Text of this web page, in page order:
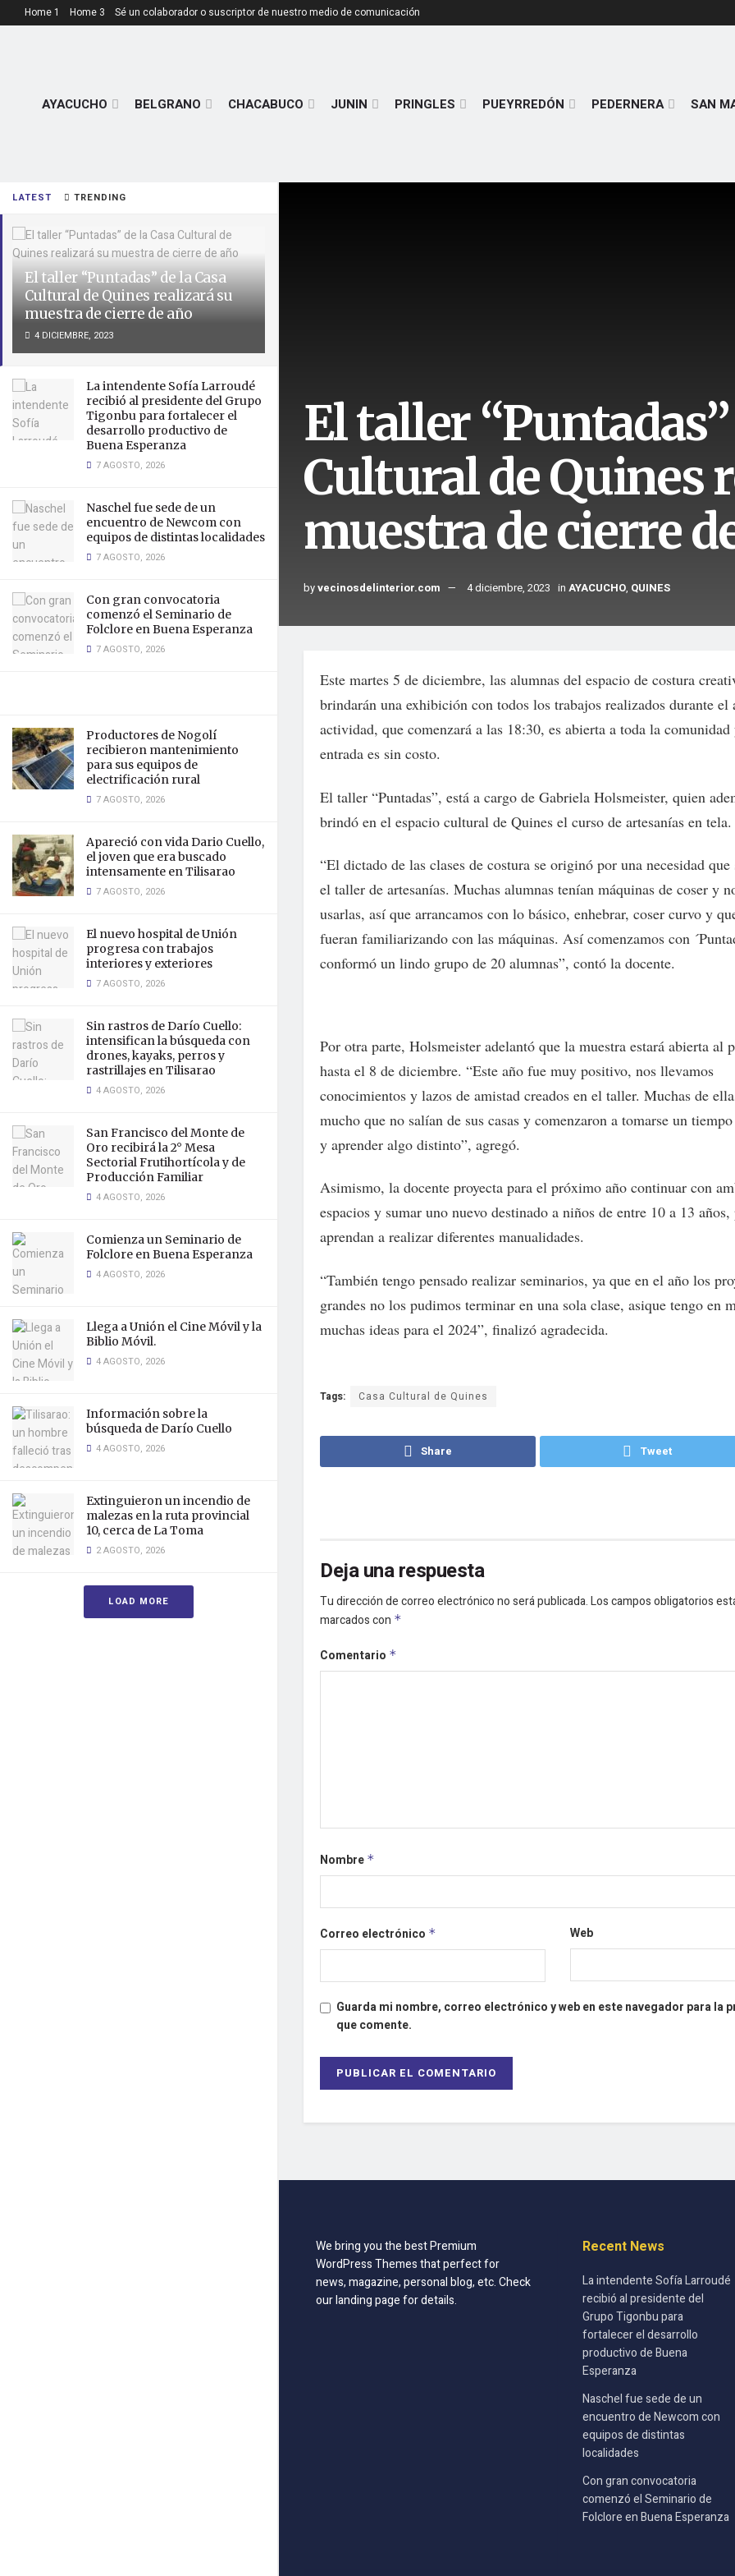
LATEST TRENDING
El taller “Puntadas” de la Casa
Cultural de Quines realizará su
muestra de cierre de año
4 DICIEMBRE, 2023
La intendente Sofía Larroudé
recibió al presidente del Grupo
Tigonbu para fortalecer el
desarrollo productivo de
Buena Esperanza
7 AGOSTO, 2026
Naschel fue sede de un
encuentro de Newcom con
equipos de distintas localidades
7 AGOSTO, 2026
Con gran convocatoria
comenzó el Seminario de
Folclore en Buena Esperanza
7 AGOSTO, 2026
Productores de Nogolí
recibieron mantenimiento
para sus equipos de
electrificación rural
7 AGOSTO, 2026
Apareció con vida Dario Cuello,
el joven que era buscado
intensamente en Tilisarao
7 AGOSTO, 2026
El nuevo hospital de Unión
progresa con trabajos
interiores y exteriores
7 AGOSTO, 2026
Sin rastros de Darío Cuello:
intensifican la búsqueda con
drones, kayaks, perros y
rastrillajes en Tilisarao
4 AGOSTO, 2026
San Francisco del Monte de
Oro recibirá la 2° Mesa
Sectorial Frutihortícola y de
Producción Familiar
4 AGOSTO, 2026
Comienza un Seminario de
Folclore en Buena Esperanza
4 AGOSTO, 2026
Llega a Unión el Cine Móvil y la
Biblio Móvil.
4 AGOSTO, 2026
Información sobre la
búsqueda de Darío Cuello
4 AGOSTO, 2026
Extinguieron un incendio de
malezas en la ruta provincial
10, cerca de La Toma
2 AGOSTO, 2026
LOAD MORE
Home 1 Home 3 Sé un colaborador o suscriptor de nuestro medio de comunicación
AYACUCHO BELGRANO CHACABUCO JUNIN PRINGLES PUEYRREDÓN PEDERNERA SAN
El taller “Puntadas”
Cultural de Quines
muestra de cierre
byvecinosdelinterior.com 4 diciembre, 2023 in AYACUCHO, QUINES
Este martes 5 de diciembre, las alumnas del espacio de costura
brindarán una exhibición con todos los trabajos realizados durante el
actividad, que comenzará a las 18:30, es abierta a toda la
entrada es sin costo.
El taller “Puntadas”, está a cargo de Gabriela Holsmeister, quien
brindó en el espacio cultural de Quines el curso de artesanías en tela.
“El dictado de las clases de costura se originó por una necesidad
el taller de artesanías. Muchas alumnas tenían máquinas de coser y
usarlas, así que arrancamos con lo básico, enhebrar, coser curvo y
fueran familiarizando con las máquinas. Así comenzamos con
conformó un lindo grupo de 20 alumnas”, contó la docente.
Por otra parte, Holsmeister adelantó que la muestra estará abierta al
hasta el 8 de diciembre. “Este año fue muy positivo, nos llevamos
conocimientos y lazos de amistad creados en el taller. Muchas de
mucho que no salían de sus casas y comenzaron a tomarse un
y aprender algo distinto”, agregó.
Asimismo, la docente proyecta para el próximo año continuar con
espacios y sumar uno nuevo destinado a niños de entre 10 a 13 años,
aprendan a realizar diferentes manualidades.
“También tengo pensado realizar seminarios, ya que en el año los
grandes no los pudimos terminar en una sola clase, asique tengo en
muchas ideas para el 2024”, finalizó agradecida.
Tags: Casa Cultural de Quines
Share Tweet
Deja una respuesta
Tu dirección de correo electrónico no será publicada.Los campos obligatorios
marcados con *
Comentario *
Nombre *
Correo electrónico * Web
Guarda mi nombre, correo electrónico y web en este navegador para la
que comente.
We bring you the best Premium
WordPress Themes that perfect for
news, magazine, personal blog, etc. Check
our landing page for details.
Recent News
La intendente Sofía Larroudé
recibió al presidente del
Grupo Tigonbu para
fortalecer el desarrollo
productivo de Buena
Esperanza
Naschel fue sede de un
encuentro de Newcom con
equipos de distintas
localidades
Con gran convocatoria
comenzó el Seminario de
Folclore en Buena Esperanza